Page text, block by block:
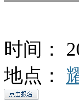
时间：
地点：